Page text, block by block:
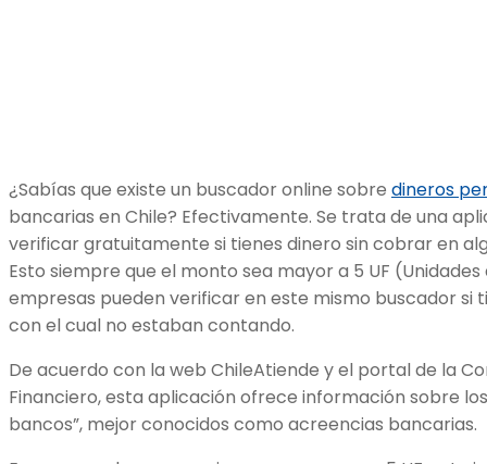
¿Sabías que existe un buscador online sobre dineros
bancarias en Chile? Efectivamente. Se trata de una
verificar gratuitamente si tienes dinero sin cobrar en
Esto siempre que el monto sea mayor a 5 UF
empresas pueden verificar en este mismo buscador si
con el cual no estaban contando.
De acuerdo con la web ChileAtiende y el portal de la
Financiero, esta aplicación ofrece información sobre
bancos”, mejor conocidos como acreencias bancarias.